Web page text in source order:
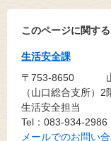
このページに関す
生活安全課
〒753-8650
（山口総合支所）2
生活安全担当
Tel：083-934-2986
メールでのお問い